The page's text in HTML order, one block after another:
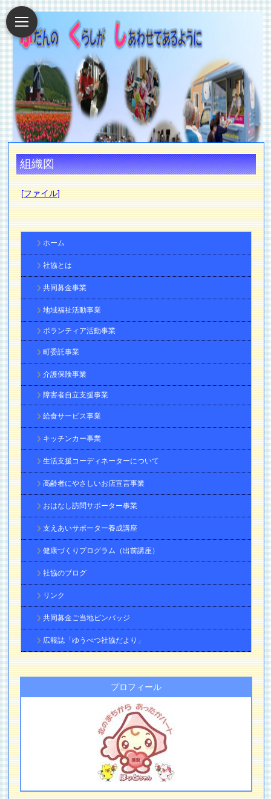
組織図
[ファイル]
ホーム
社協とは
共同募金事業
地域福祉活動事業
ボランティア活動事業
町委託事業
介護保険事業
障害者自立支援事業
給食サービス事業
キッチンカー事業
生活支援コーディネーターについて
高齢者にやさしいお店宣言事業
おはなし訪問サポーター事業
支えあいサポーター養成講座
健康づくりプログラム（出前講座）
社協のブログ
リンク
共同募金ご当地ピンバッジ
広報誌「ゆうべつ社協だより」
プロフィール